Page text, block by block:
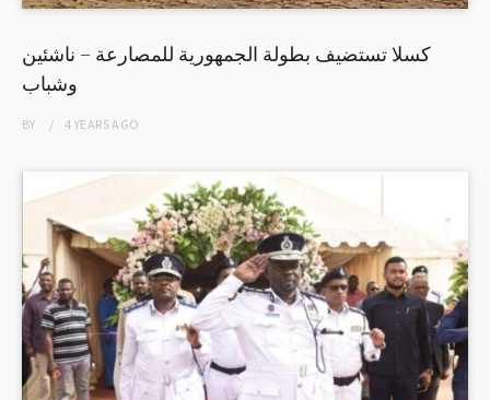
كسلا تستضيف بطولة الجمهورية للمصارعة – ناشئين
وشباب
BY 4 YEARSAGO